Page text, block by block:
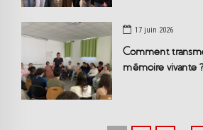
17 juin 2026
Comment
mémoire vivante